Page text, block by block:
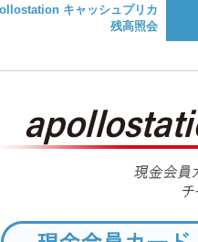
キャッシュプリカ
残高照会